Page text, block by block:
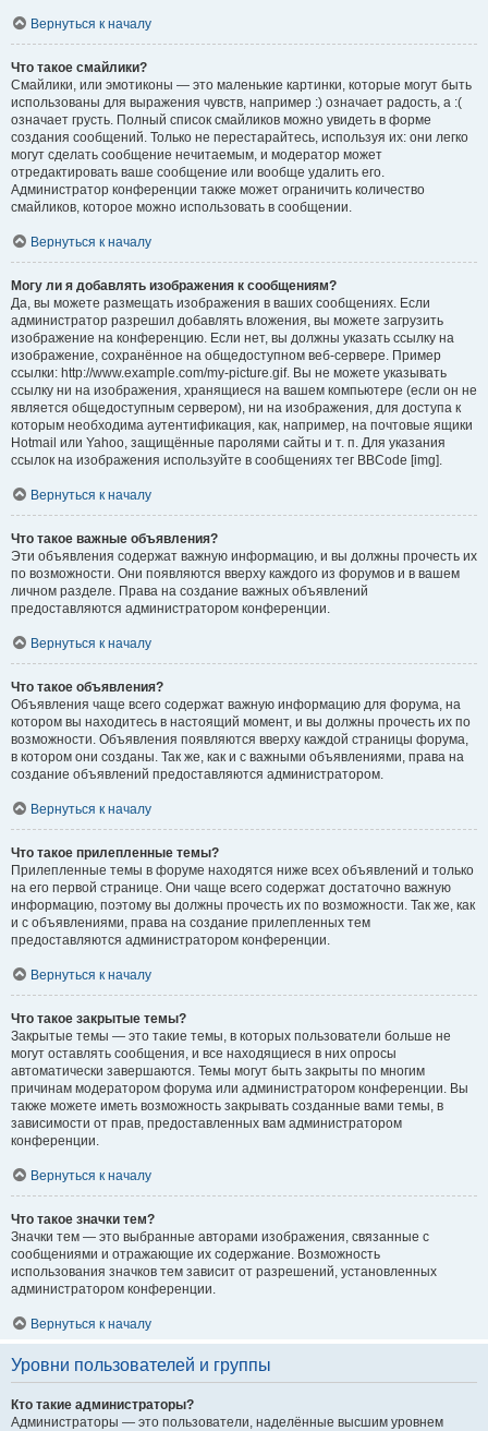
Вернуться к началу
Что такое смайлики?
Смайлики, или эмотиконы — это маленькие картинки, которые могут быть
использованы для выражения чувств, например :) означает радость, а :(
означает грусть. Полный список смайликов можно увидеть в форме
создания сообщений. Только не перестарайтесь, используя их: они легко
могут сделать сообщение нечитаемым, и модератор может
отредактировать ваше сообщение или вообще удалить его.
Администратор конференции также может ограничить количество
смайликов, которое можно использовать в сообщении.
Вернуться к началу
Могу ли я добавлять изображения к сообщениям?
Да, вы можете размещать изображения в ваших сообщениях. Если
администратор разрешил добавлять вложения, вы можете загрузить
изображение на конференцию. Если нет, вы должны указать ссылку на
изображение, сохранённое на общедоступном веб-сервере. Пример
ссылки: http://www.example.com/my-picture.gif. Вы не можете указывать
ссылку ни на изображения, хранящиеся на вашем компьютере (если он не
является общедоступным сервером), ни на изображения, для доступа к
которым необходима аутентификация, как, например, на почтовые ящики
Hotmail или Yahoo, защищённые паролями сайты и т. п. Для указания
ссылок на изображения используйте в сообщениях тег BBCode [img].
Вернуться к началу
Что такое важные объявления?
Эти объявления содержат важную информацию, и вы должны прочесть их
по возможности. Они появляются вверху каждого из форумов и в вашем
личном разделе. Права на создание важных объявлений
предоставляются администратором конференции.
Вернуться к началу
Что такое объявления?
Объявления чаще всего содержат важную информацию для форума, на
котором вы находитесь в настоящий момент, и вы должны прочесть их по
возможности. Объявления появляются вверху каждой страницы форума,
в котором они созданы. Так же, как и с важными объявлениями, права на
создание объявлений предоставляются администратором.
Вернуться к началу
Что такое прилепленные темы?
Прилепленные темы в форуме находятся ниже всех объявлений и только
на его первой странице. Они чаще всего содержат достаточно важную
информацию, поэтому вы должны прочесть их по возможности. Так же, как
и с объявлениями, права на создание прилепленных тем
предоставляются администратором конференции.
Вернуться к началу
Что такое закрытые темы?
Закрытые темы — это такие темы, в которых пользователи больше не
могут оставлять сообщения, и все находящиеся в них опросы
автоматически завершаются. Темы могут быть закрыты по многим
причинам модератором форума или администратором конференции. Вы
также можете иметь возможность закрывать созданные вами темы, в
зависимости от прав, предоставленных вам администратором
конференции.
Вернуться к началу
Что такое значки тем?
Значки тем — это выбранные авторами изображения, связанные с
сообщениями и отражающие их содержание. Возможность
использования значков тем зависит от разрешений, установленных
администратором конференции.
Вернуться к началу
Уровни пользователей и группы
Кто такие администраторы?
Администраторы — это пользователи, наделённые высшим уровнем